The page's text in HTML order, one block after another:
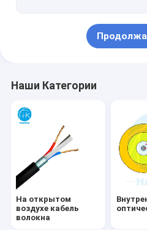
FTTx-решение
Терминальная коробка
Соединитель волокна
Наши Категории
На открытом
воздухе кабель
волокна